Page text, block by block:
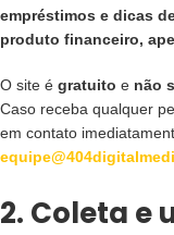
empréstimos e dicas
produto financeiro,
O site é gratuito e não
Caso receba qualquer
em contato
2. Coleta e